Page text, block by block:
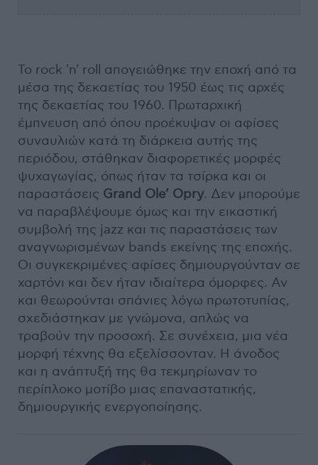
Το rock 'n' roll απογειώθηκε την εποχή από τα
μέσα της δεκαετίας του 1950 έως τις αρχές
της δεκαετίας του 1960. Πρωταρχική
έμπνευση από όπου προέκυψαν οι αφίσες
συναυλιών κατά τη διάρκεια αυτής της
περιόδου, στάθηκαν διαφορετικές μορφές
ψυχαγωγίας, όπως ήταν τα τσίρκα και οι
παραστάσεις Grand Ole’ Opry. Δεν μπορούμε
να παραβλέψουμε όμως και την εικαστική
συμβολή της jazz και τις παραστάσεις των
αναγνωρισμένων bands εκείνης της εποχής.
Οι συγκεκριμένες αφίσες δημιουργούνταν σε
χαρτόνι και δεν ήταν ιδιαίτερα όμορφες. Αν
και θεωρούνται σπάνιες λόγω πρωτοτυπίας,
σχεδιάστηκαν με γνώμονα, απλώς να
τραβούν την προσοχή. Σε συνέχεια, μια νέα
μορφή τέχνης θα εξελίσσονταν. Η άνοδος
και η ανάπτυξή της θα τεκμηρίωναν το
περίπλοκο μοτίβο μιας επαναστατικής,
δημιουργικής ενεργοποίησης.